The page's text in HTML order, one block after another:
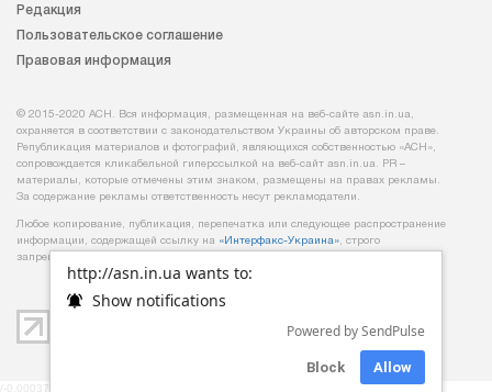
http://asn.in.ua wants to:
Show notifications
Powered by SendPulse
Block Allow
Редакция
Пользовательское соглашение
Правовая информация
© 2015-2020 АСН. Вся информация, размещенная на веб-сайте asn.in.ua,
охраняется в соответствии с законодательством Украины об авторском праве.
Републикация материалов и фотографий, являющихся собственностью «АСН»,
сопровождается кликабельной гиперссылкой на веб-сайт asn.іn.ua. PR –
материалы, которые отмечены этим знаком, размещены на правах рекламы.
За содержание рекламы ответственность несут рекламодатели.
Любое копирование, публикация, перепечатка или следующее распространение
информации, содержащей ссылку на «Интерфакс-Украина», строго
запрещается.
/-0,00037813186645508-/ /-mob-/